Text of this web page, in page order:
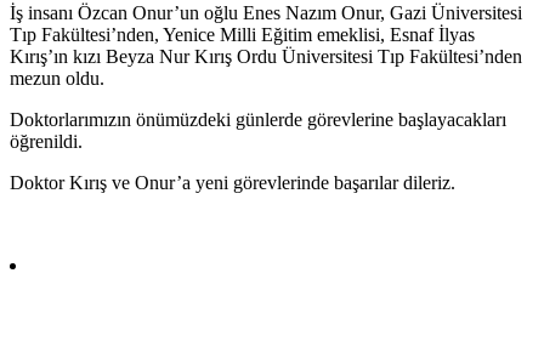
İş insanı Özcan Onur’un oğlu Enes Nazım Onur, Gazi Üniversitesi
Tıp Fakültesi’nden, Yenice Milli Eğitim emeklisi, Esnaf İlyas
Kırış’ın kızı Beyza Nur Kırış Ordu Üniversitesi Tıp Fakültesi’nden
mezun oldu.
Doktorlarımızın önümüzdeki günlerde görevlerine başlayacakları
öğrenildi.
Doktor Kırış ve Onur’a yeni görevlerinde başarılar dileriz.